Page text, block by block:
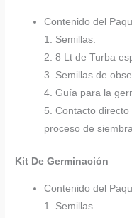
Contenido del
1. Semillas.
2. 8 Lt de Turba
3. Semillas de
4. Guía para la
5. Contacto
proceso de
Kit De Germinación
Contenido del
1. Semillas.